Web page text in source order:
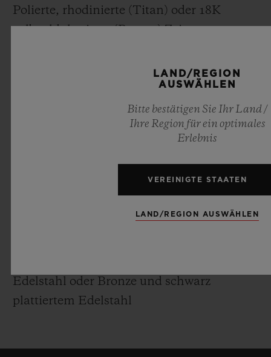
Polierte, rhodinierte (Titan) oder 18K
Gangreserve: 42 Stunden
ARMBAND UND SCHLIESSE
Braunes oder schwarzes Armband aus
schwarzen Nähten und schwarzem
Edelstahl oder Bronze und schwarz
plattiertem Edelstahl
LAND/REGION
AUSWÄHLEN
Bitte bestätigen Sie Ihr Land /
Ihre Region für ein optimales
Erlebnis
VEREINIGTE STAATEN
LAND/REGION AUSWÄHLEN